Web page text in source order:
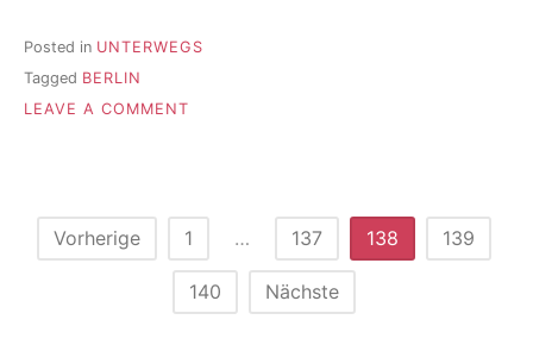
Posted in UNTERWEGS
Tagged BERLIN
LEAVE A COMMENT
Seitennummerierung
Vorherige 1 … 137 138 139
140 Nächste